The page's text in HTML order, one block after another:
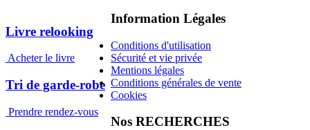
Livre relooking
Acheter le livre
Tri de garde-robe
Prendre rendez-vous
Information Légales
Conditions d'utilisation
Sécurité et vie privée
Mentions légales
Conditions générales de vente
Cookies
Nos RECHERCHES